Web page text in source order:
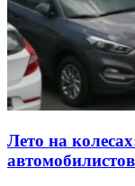
Лето на